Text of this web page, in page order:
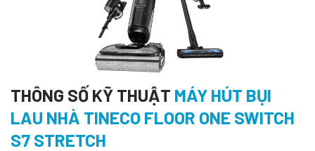
THÔNG SỐ KỸ THUẬT MÁY HÚT BỤI
LAU NHÀ TINECO FLOOR ONE SWITCH
S7 STRETCH